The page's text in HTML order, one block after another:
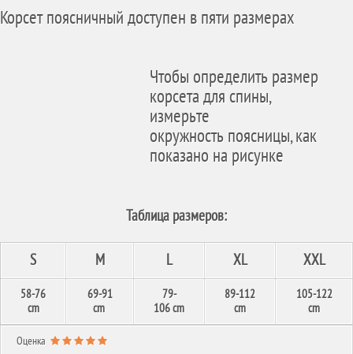
Корсет поясничный доступен в пяти размерах
Чтобы определить размер
корсета для спины,
измерьте
окружность поясницы, как
показано на рисунке
Таблица размеров:
S M L XL XXL
58-76
cm
69-91
cm
79-
106 cm
89-112
cm
105-122
cm
Оценка